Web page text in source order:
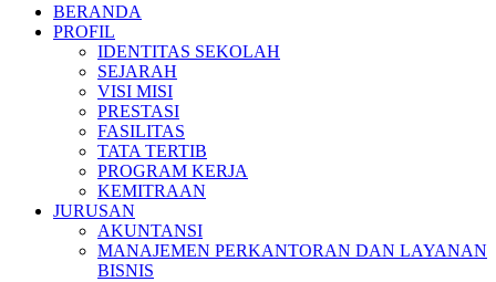
BERANDA
PROFIL
IDENTITAS SEKOLAH
SEJARAH
VISI MISI
PRESTASI
FASILITAS
TATA TERTIB
PROGRAM KERJA
KEMITRAAN
JURUSAN
AKUNTANSI
MANAJEMEN PERKANTORAN DAN LAYANAN
BISNIS